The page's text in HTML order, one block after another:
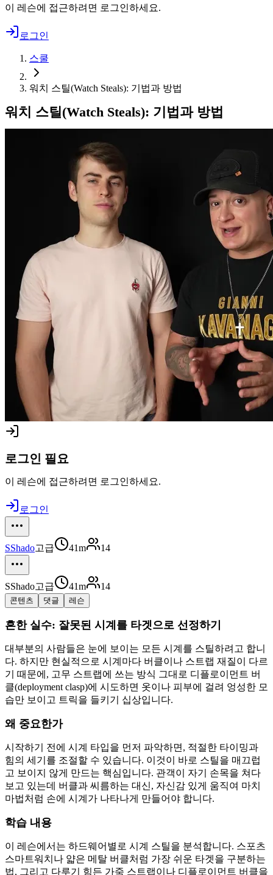
이 레슨에 접근하려면 로그인하세요.
로그인
스쿨
워치 스틸(Watch Steals): 기법과 방법
워치 스틸(Watch Steals): 기법과 방법
로그인 필요
이 레슨에 접근하려면 로그인하세요.
로그인
SShado고급 41m 14
SShado고급 41m 14
콘텐츠 댓글 레슨
흔한 실수: 잘못된 시계를 타겟으로 선정하기
대부분의 사람들은 눈에 보이는 모든 시계를 스틸하려고 합니
다. 하지만 현실적으로 시계마다 버클이나 스트랩 재질이 다르
기 때문에, 고무 스트랩에 쓰는 방식 그대로 디플로이먼트 버
클(deployment clasp)에 시도하면 옷이나 피부에 걸려 엉성한 모
습만 보이고 트릭을 들키기 십상입니다.
왜 중요한가
시작하기 전에 시계 타입을 먼저 파악하면, 적절한 타이밍과
힘의 세기를 조절할 수 있습니다. 이것이 바로 스틸을 매끄럽
고 보이지 않게 만드는 핵심입니다. 관객이 자기 손목을 쳐다
보고 있는데 버클과 씨름하는 대신, 자신감 있게 움직여 마치
마법처럼 손에 시계가 나타나게 만들어야 합니다.
학습 내용
이 레슨에서는 하드웨어별로 시계 스틸을 분석합니다. 스포츠
스마트워치나 얇은 메탈 버클처럼 가장 쉬운 타겟을 구분하는
법, 그리고 다루기 힘든 가죽 스트랩이나 디플로이먼트 버클을